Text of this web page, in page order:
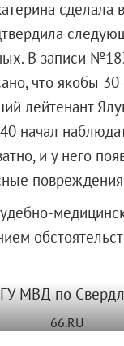
сделала
В записи
что якобы
лейтенант
начал
и у него
МВД по